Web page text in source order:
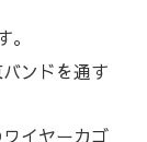
ンドを通す
イヤーカゴ